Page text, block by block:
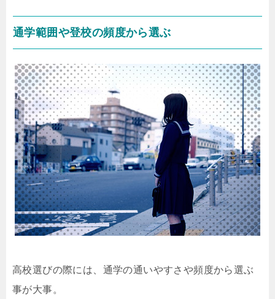
通学範囲や登校の頻度から選ぶ
高校選びの際には、通学の通いやすさや頻度から選ぶ
事が大事。